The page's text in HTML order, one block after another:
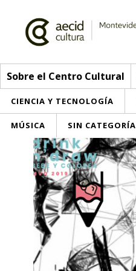
Sobre el Centro Cultural
CIENCIA Y TECNOLOGÍA
MÚSICA SIN CATEGORÍA
Sobre el Centro Cultural
Red AECID
Equipo
Instalaciones
Visítanos
Actividades
> Ir a Actividades
Esta semana
Inscripciones
Participa
Envíanos tu propuesta
Buzón de sugerencias
Noticias
Convocatorias